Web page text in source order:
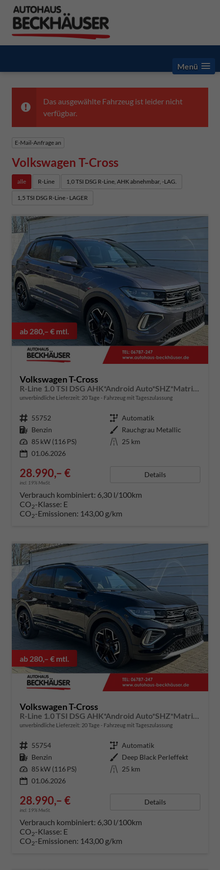
Menü
Das ausgewählte Fahrzeug ist leider nicht
verfügbar.
E-Mail-Anfrage an
Volkswagen T-Cross
alle R-Line 1,0 TSI DSG R-Line, AHK abnehmbar, -LAG.
1,5 TSI DSG R-Line - LAGER
ab 280,– € mtl.
Volkswagen T-Cross
R-Line 1.0 TSI DSG AHK*Android Auto*SHZ*Matrix-LED*Kamera*Keyless*18"
unverbindliche Lieferzeit: 20 Tage Fahrzeug mit Tageszulassung
Fahrzeugnummer 55752 Getriebe Automatik
Kraftstoff Benzin Außenfarbe Rauchgrau Metallic
Leistung 85 kW (116 PS) Kilometerstand 25 km
01.06.2026
28.990,– €
incl. 19% MwSt.
Details
Verbrauch kombiniert: 6,30 l/100km
CO2-Klasse: E
CO2-Emissionen: 143,00 g/km
ab 280,– € mtl.
Volkswagen T-Cross
R-Line 1.0 TSI DSG AHK*Android Auto*SHZ*Matrix-LED*Kamera*Keyless*18"
unverbindliche Lieferzeit: 20 Tage Fahrzeug mit Tageszulassung
Fahrzeugnummer 55754 Getriebe Automatik
Kraftstoff Benzin Außenfarbe Deep Black Perleffekt
Leistung 85 kW (116 PS) Kilometerstand 25 km
01.06.2026
28.990,– €
incl. 19% MwSt.
Details
Verbrauch kombiniert: 6,30 l/100km
CO2-Klasse: E
CO2-Emissionen: 143,00 g/km